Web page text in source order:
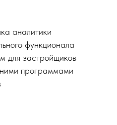
аналитики
функционала
для застройщиков
программами